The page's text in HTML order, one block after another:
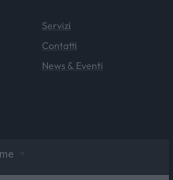
Servizi
Contatti
News & Eventi